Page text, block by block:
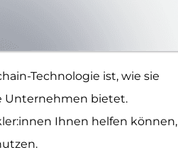
Technologie ist, wie sie
Unternehmen bietet.
Ihnen helfen können,